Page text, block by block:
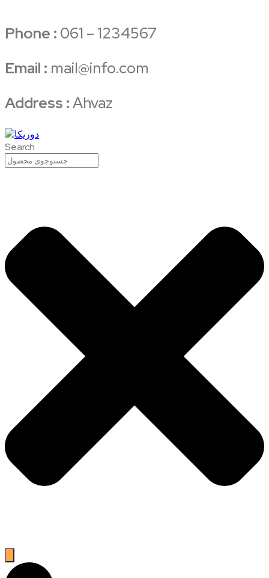
Phone : 061 – 1234567
Email : mail@info.com
Address :Ahvaz
Search